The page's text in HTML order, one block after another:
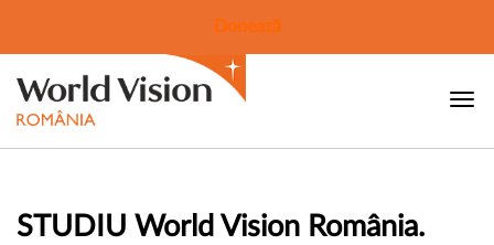
Donează
STUDIU World Vision România.